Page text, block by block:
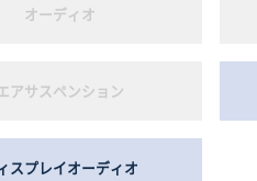
オーディオ
アサスペンション
スプレイオーディオ